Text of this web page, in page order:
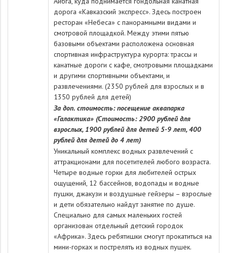
дорога «Кавказский экспресс». Здесь построен
ресторан «Небеса» с панорамными видами и
смотровой площадкой. Между этими пятью
базовыми объектами расположена основная
спортивная инфраструктура курорта: трассы и
канатные дороги с кафе, смотровыми площадками
и другими спортивными объектами, и
развлечениями. (2350 рублей для взрослых и в
1350 рублей для детей)
За доп. стоимость: посещение аквапарка
«Галактика» (Стоимость: 2900 рублей для
взрослых, 1900 рублей для детей 5-9 лет, 400
рублей для детей до 4 лет)
Уникальный комплекс водных развлечений с
аттракционами для посетителей любого возраста.
Четыре водные горки для любителей острых
ощущений, 12 бассейнов, водопады и водные
пушки, джакузи и воздушные гейзеры – взрослые
и дети обязательно найдут занятие по душе.
Специально для самых маленьких гостей
организован отдельный детский городок
«Африка». Здесь ребятишки смогут прокатиться на
мини-горках и пострелять из водных пушек.